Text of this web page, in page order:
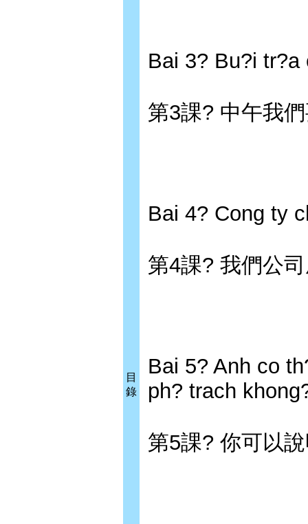
目
錄
Bai 3? Bu?i
第3課? 中午我
Bai 4? Cong ty
第4課? 我們公
Bai 5? Anh co
ph? trach
第5課? 你可以